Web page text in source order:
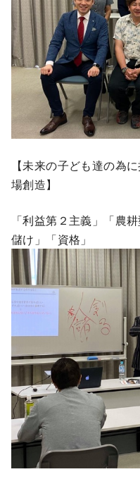
【未来の子ども達の為
場創造】
「利益第２主義」「農
儲け」「資格」